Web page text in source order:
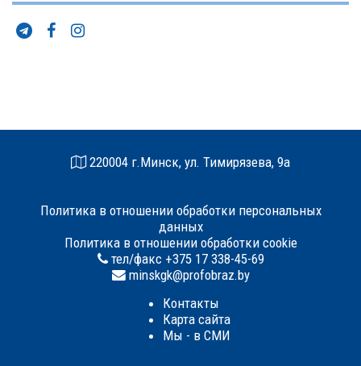
220004 г.Минск, ул. Тимирязева, 9а
Политика в отношении обработки персональных
данных
Политика в отношении обработки cookie
тел/факс +375 17 338-45-69
minskgk@profobraz.by
Контакты
Карта сайта
Мы - в СМИ